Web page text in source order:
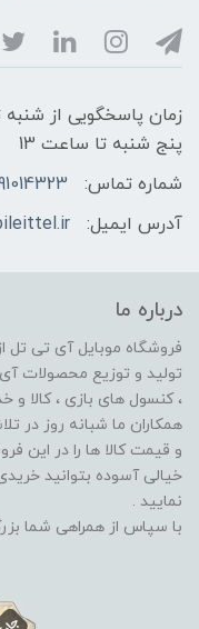
پنج شنبه تا ساعت 13
شماره تماس:
آدرس ایمیل:
درباره ما
، کنسول های بازی ، کالا و
همکاران ما شبانه روز در
و قیمت کالا ها را در این
خیالی آسوده بتوانید
نمایید .
با سپاس از همراهی شما